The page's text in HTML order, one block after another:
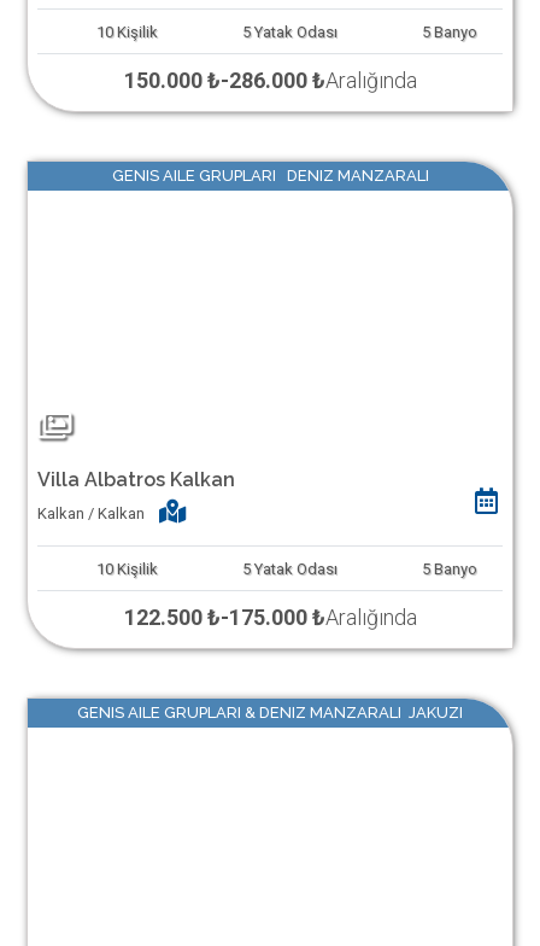
10 Kişilik 5 Yatak Odası 5 Banyo
150.000 ₺-286.000 ₺Aralığında
GENIS AILE GRUPLARI DENIZ MANZARALI
Villa Albatros Kalkan
Kalkan / Kalkan
10 Kişilik 5 Yatak Odası 5 Banyo
122.500 ₺-175.000 ₺Aralığında
GENIS AILE GRUPLARI & DENIZ MANZARALI JAKUZI